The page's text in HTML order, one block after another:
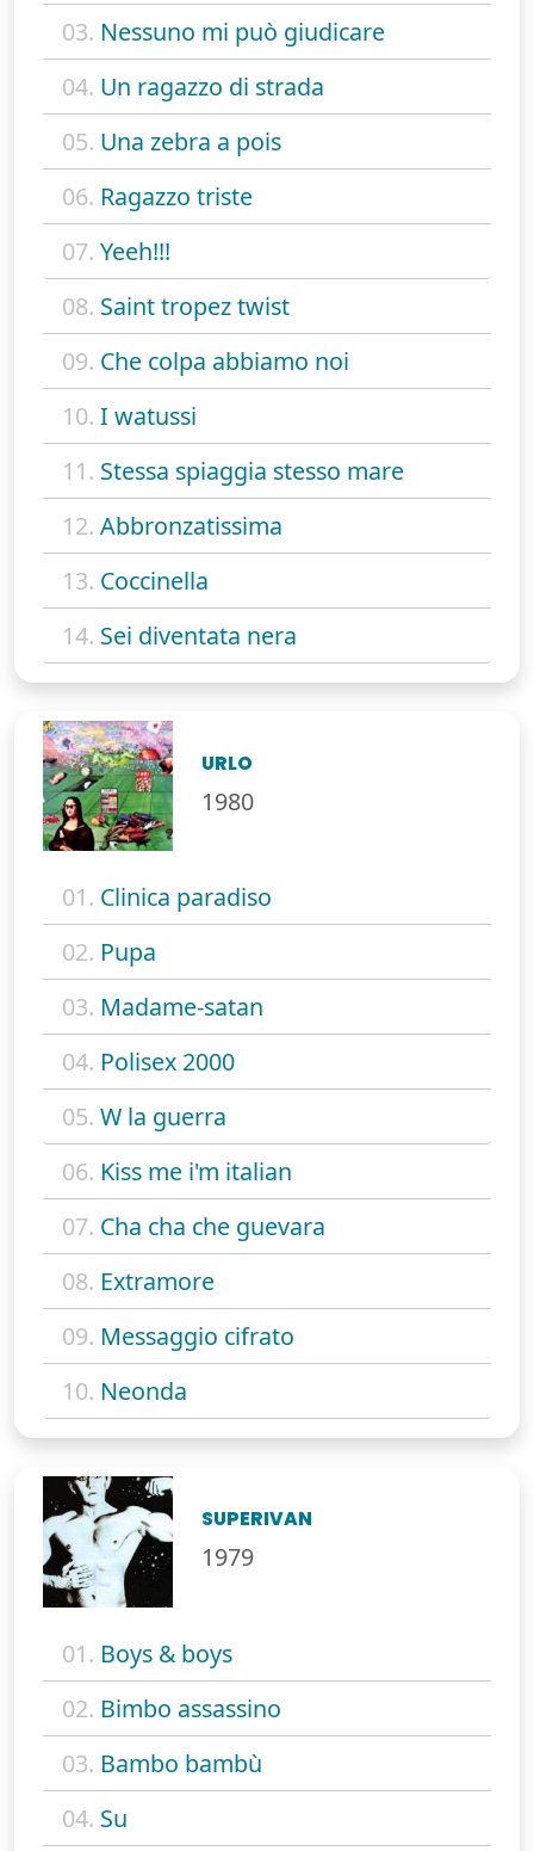
03. Nessuno mi può giudicare
04. Un ragazzo di strada
05. Una zebra a pois
06. Ragazzo triste
07. Yeeh!!!
08. Saint tropez twist
09. Che colpa abbiamo noi
10. I watussi
11. Stessa spiaggia stesso mare
12. Abbronzatissima
13. Coccinella
14. Sei diventata nera
URLO
1980
01. Clinica paradiso
02. Pupa
03. Madame-satan
04. Polisex 2000
05. W la guerra
06. Kiss me i'm italian
07. Cha cha che guevara
08. Extramore
09. Messaggio cifrato
10. Neonda
SUPERIVAN
1979
01. Boys & boys
02. Bimbo assassino
03. Bambo bambù
04. Su